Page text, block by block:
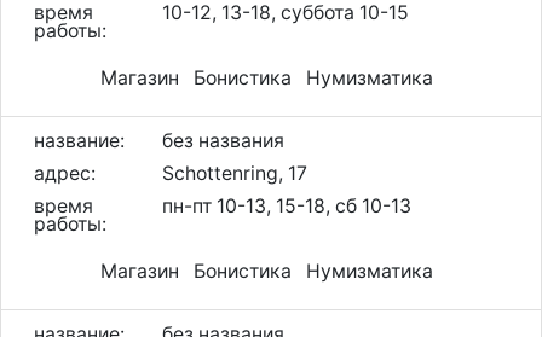
время
работы:
10-12, 13-18, суббота 10-15
Магазин Бонистика Нумизматика
название:
без названия
адрес:
Schottenring, 17
время
работы:
пн-пт 10-13, 15-18, сб 10-13
Магазин Бонистика Нумизматика